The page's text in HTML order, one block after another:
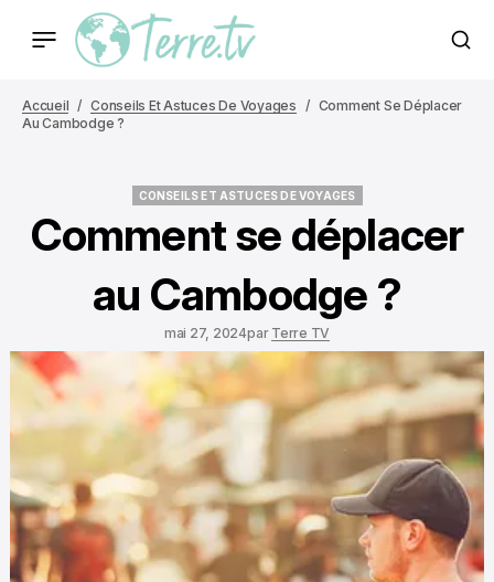
Accueil Conseils Et Astuces De Voyages
Comment Se Déplacer
Au Cambodge ?
CONSEILS ET ASTUCES DE VOYAGES
Comment se déplacer
au Cambodge ?
mai 27, 2024par Terre TV